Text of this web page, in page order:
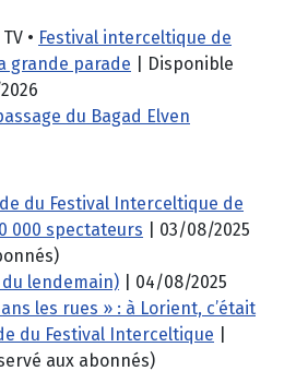
• Festival interceltique de
grande parade | Disponible
du Bagad Elven
du Festival Interceltique de
000 spectateurs | 03/08/2025
lendemain) | 04/08/2025
les rues » : à Lorient, c’était
du Festival Interceltique
aux abonnés)